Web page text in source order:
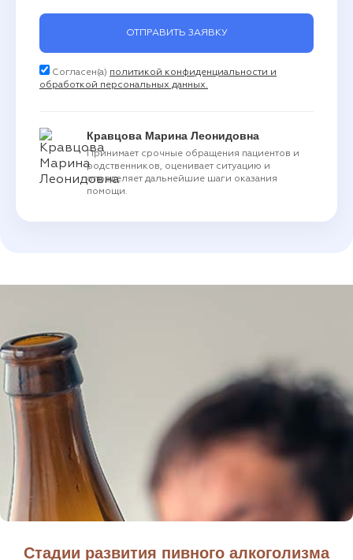
ОТПРАВИТЬ ЗАЯВКУ
Согласен(а) политикой конфиденциальности и
обработкой персональных данных.
Кравцова Марина Леонидовна
Принимает срочные обращения пациентов и
родственников, оценивает ситуацию и
определяет дальнейшие шаги оказания
помощи.
Стадии развития пивного алкоголизма